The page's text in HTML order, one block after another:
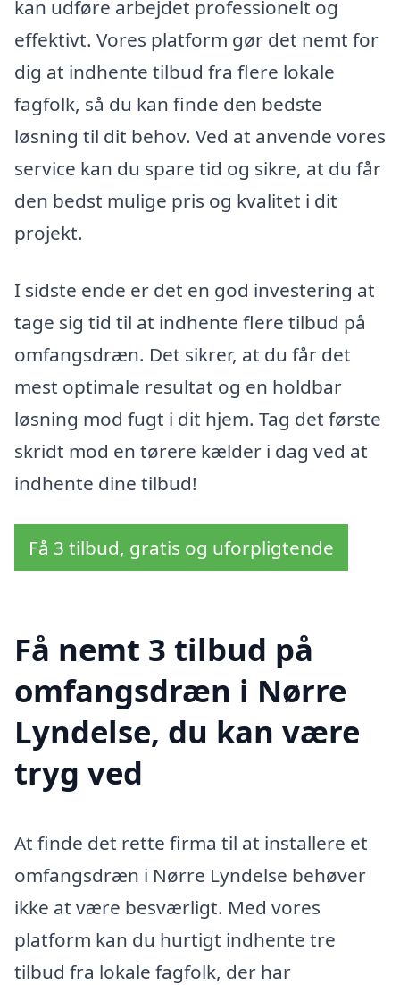
kan udføre arbejdet professionelt og
effektivt. Vores platform gør det nemt for
dig at indhente tilbud fra flere lokale
fagfolk, så du kan finde den bedste
løsning til dit behov. Ved at anvende vores
service kan du spare tid og sikre, at du får
den bedst mulige pris og kvalitet i dit
projekt.
I sidste ende er det en god investering at
tage sig tid til at indhente flere tilbud på
omfangsdræn. Det sikrer, at du får det
mest optimale resultat og en holdbar
løsning mod fugt i dit hjem. Tag det første
skridt mod en tørere kælder i dag ved at
indhente dine tilbud!
Få 3 tilbud, gratis og uforpligtende
Få nemt 3 tilbud på
omfangsdræn i Nørre
Lyndelse, du kan være
tryg ved
At finde det rette firma til at installere et
omfangsdræn i Nørre Lyndelse behøver
ikke at være besværligt. Med vores
platform kan du hurtigt indhente tre
tilbud fra lokale fagfolk, der har